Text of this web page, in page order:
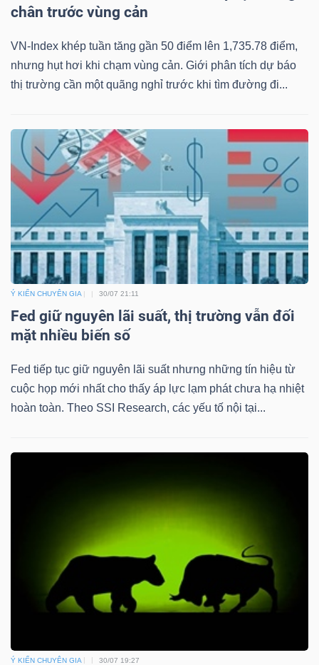
chân trước vùng cản
VN-Index khép tuần tăng gần 50 điểm lên 1,735.78 điểm,
nhưng hụt hơi khi chạm vùng cản. Giới phân tích dự báo
thị trường cần một quãng nghỉ trước khi tìm đường đi...
Ý KIẾN CHUYÊN GIA 30/07 21:11
Fed giữ nguyên lãi suất, thị trường vẫn đối
mặt nhiều biến số
Fed tiếp tục giữ nguyên lãi suất nhưng những tín hiệu từ
cuộc họp mới nhất cho thấy áp lực lạm phát chưa hạ nhiệt
hoàn toàn. Theo SSI Research, các yếu tố nội tại...
Ý KIẾN CHUYÊN GIA 30/07 19:27